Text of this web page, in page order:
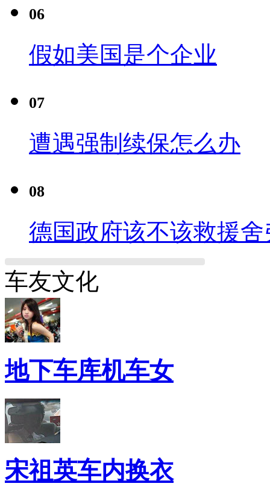
06
假如美国是个企业
07
遭遇强制续保怎么办
08
德国政府该不该救援舍
车友文化
地下车库机车女
宋祖英车内换衣